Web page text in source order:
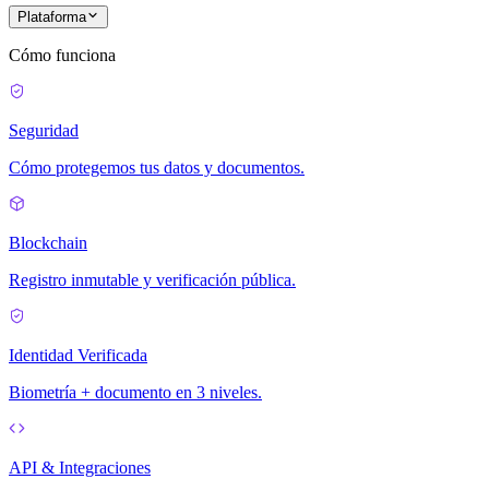
Plataforma
Cómo funciona
Seguridad
Cómo protegemos tus datos y documentos.
Blockchain
Registro inmutable y verificación pública.
Identidad Verificada
Biometría + documento en 3 niveles.
API & Integraciones